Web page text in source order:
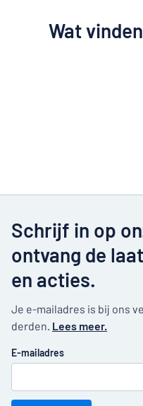
Wat
Schrijf in op
ontvang de
en acties.
Je e-mailadres is bij ons
derden. Lees meer.
E-mailadres